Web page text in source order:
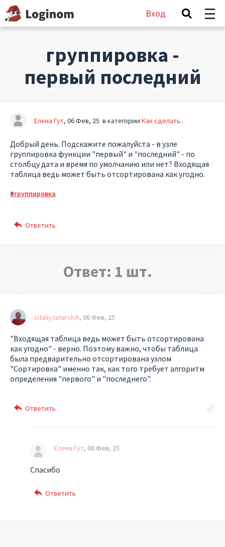
Вход
группировка -
первый последний
Елена Гут 06 Фев, 25 в категории Как сделать...
Добрый день. Подскажите пожалуйста - в узле
группировка функции "первый" и "последний" - по
столбцу дата и время по умолчанию или нет? Входящая
таблица ведь может быть отсортирована как угодно.
группировка
Ответ: 1 шт.
vitaliy.tatarskih 06 Фев, 25
"Входящая таблица ведь может быть отсортирована
как угодно" - верно. Поэтому важно, чтобы таблица
была предварительно отсортирована узлом
"Сортировка" именно так, как того требует алгоритм
определения "первого" и "последнего".
Елена Гут 06 Фев, 25
Спасибо